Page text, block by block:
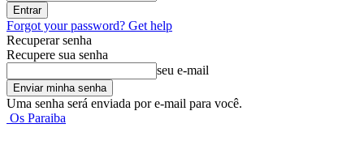
Forgot your password? Get help
Recuperar senha
Recupere sua senha
seu e-mail
Uma senha será enviada por e-mail para você.
Os Paraiba